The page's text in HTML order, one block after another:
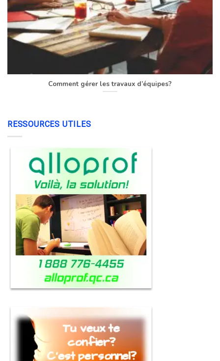
Comment gérer les travaux d’équipes?
RESSOURCES UTILES